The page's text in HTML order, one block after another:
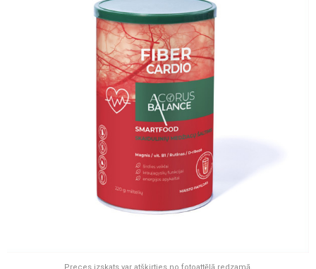
Preces izskats var atšķirties no fotoattēlā redzamā.